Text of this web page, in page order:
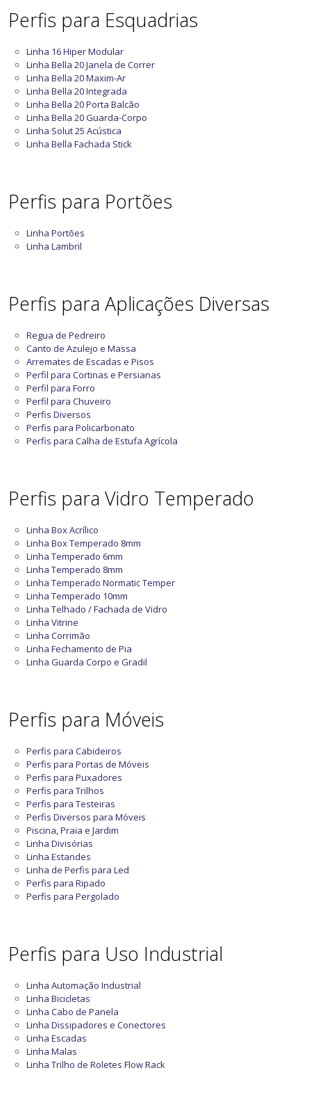
Perfis para Esquadrias
Linha 16 Hiper Modular
Linha Bella 20 Janela de Correr
Linha Bella 20 Maxim-Ar
Linha Bella 20 Integrada
Linha Bella 20 Porta Balcão
Linha Bella 20 Guarda-Corpo
Linha Solut 25 Acústica
Linha Bella Fachada Stick
Perfis para Portões
Linha Portões
Linha Lambril
Perfis para Aplicações Diversas
Regua de Pedreiro
Canto de Azulejo e Massa
Arremates de Escadas e Pisos
Perfil para Cortinas e Persianas
Perfil para Forro
Perfil para Chuveiro
Perfis Diversos
Perfis para Policarbonato
Perfis para Calha de Estufa Agrícola
Perfis para Vidro Temperado
Linha Box Acrílico
Linha Box Temperado 8mm
Linha Temperado 6mm
Linha Temperado 8mm
Linha Temperado Normatic Temper
Linha Temperado 10mm
Linha Telhado / Fachada de Vidro
Linha Vitrine
Linha Corrimão
Linha Fechamento de Pia
Linha Guarda Corpo e Gradil
Perfis para Móveis
Perfis para Cabideiros
Perfis para Portas de Móveis
Perfis para Puxadores
Perfis para Trilhos
Perfis para Testeiras
Perfis Diversos para Móveis
Piscina, Praia e Jardim
Linha Divisórias
Linha Estandes
Linha de Perfis para Led
Perfis para Ripado
Perfis para Pergolado
Perfis para Uso Industrial
Linha Automação Industrial
Linha Bicicletas
Linha Cabo de Panela
Linha Dissipadores e Conectores
Linha Escadas
Linha Malas
Linha Trilho de Roletes Flow Rack